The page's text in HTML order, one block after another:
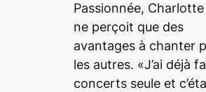
Passionnée,
ne perçoit que des
avantages à chanter
les autres. «J’ai déjà
concerts seule et